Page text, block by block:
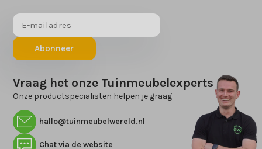
Abonneer
Vraag het onze Tuinmeubelexperts
Onze productspecialisten helpen je graag
hallo@tuinmeubelwereld.nl
Chat via de website